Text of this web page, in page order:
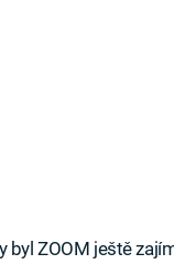
byl ZOOM ještě